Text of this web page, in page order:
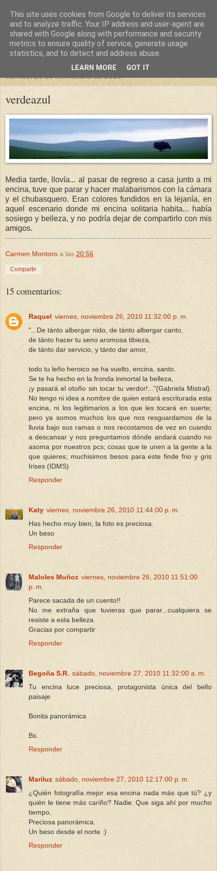
un sitio diferente
una casa para crecer, un castillo para soñar
viernes, 26 de noviembre de 2010
verdeazul
Media tarde, llovía... al pasar de regreso a casa junto a mi
encina, tuve que parar y hacer malabarismos con la cámara
y el chubasquero. Eran colores fundidos en la lejanía, en
aquel escenario donde mi encina solitaria habita... había
sosiego y belleza, y no podría dejar de compartirlo con mis
amigos.
Carmen Montoro a las 20:56
Compartir
15 comentarios:
Raquel viernes, noviembre 26, 2010 11:32:00 p. m.
"...De tánto albergar nido, de tánto albergar canto,
de tánto hacer tu seno aromosa tibieza,
de tánto dar servicio, y tánto dar amor,
todo tu leño heroico se ha vuelto, encina, santo.
Se te ha hecho en la fronda inmortal la belleza,
¡y pasará el otoño sin tocar tu verdor!..."(Gabriela Mistral).
No tengo ni idea a nombre de quien estará escriturada esta
encina, ni los legitimarios a los que les tocará en suerte;
pero ya somos muchos los que nos resguardamos de la
lluvia bajo sus ramas o nos recostamos de vez en cuando
a descansar y nos preguntamos dónde andará cuando no
asoma por nuestros pcs; cosas que te unen a la gente a la
que quieres; muchisimos besos para este finde frio y gris
Irises (IDMS)
Responder
Katy viernes, noviembre 26, 2010 11:44:00 p. m.
Has hecho muy bien, la foto es preciosa.
Un beso
Responder
Maloles Muñoz viernes, noviembre 26, 2010 11:51:00
p. m.
Parece sacada de un cuento!!
No me extraña que tuvieras que parar...cualquiera se
resiste a esta belleza.
Gracias por compartir
Responder
Begoña S.R. sábado, noviembre 27, 2010 11:32:00 a. m.
Tu encina luce preciosa, protagonista única del bello
paisaje
Bonita panorámica
Bs.
Responder
Mariluz sábado, noviembre 27, 2010 12:17:00 p. m.
¿Quién fotografía mejor esa encina nada más que tú? ¿y
quién le tiene más cariño? Nadie. Que siga ahí por mucho
tiempo.
Preciosa panorámica.
Un beso desde el norte :)
Responder
This site uses cookies from Google to deliver its services
and to analyze traffic. Your IP address and user-agent are
shared with Google along with performance and security
metrics to ensure quality of service, generate usage
statistics, and to detect and address abuse.
LEARN MORE GOT IT